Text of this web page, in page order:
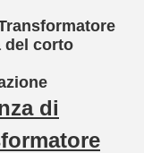
del corto
di